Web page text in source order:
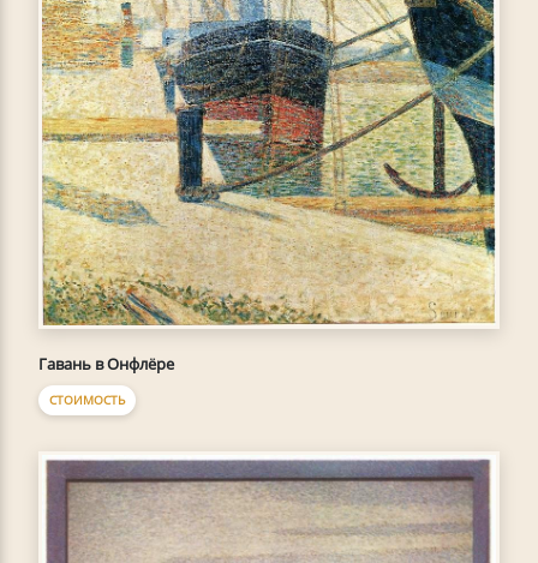
Гавань в Онфлёре
СТОИМОСТЬ